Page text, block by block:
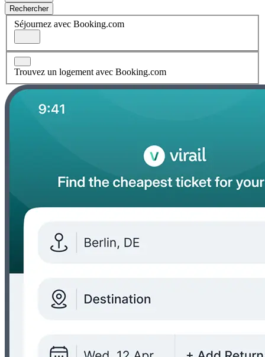
Rechercher
Séjournez avec Booking.com
Trouvez un logement avec Booking.com